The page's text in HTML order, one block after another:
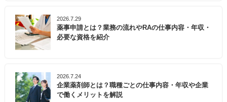
2026.7.29
薬事申請とは？業務の流れやRAの仕事内容・年収・
必要な資格を紹介
2026.7.24
企業薬剤師とは？職種ごとの仕事内容・年収や企業
で働くメリットを解説